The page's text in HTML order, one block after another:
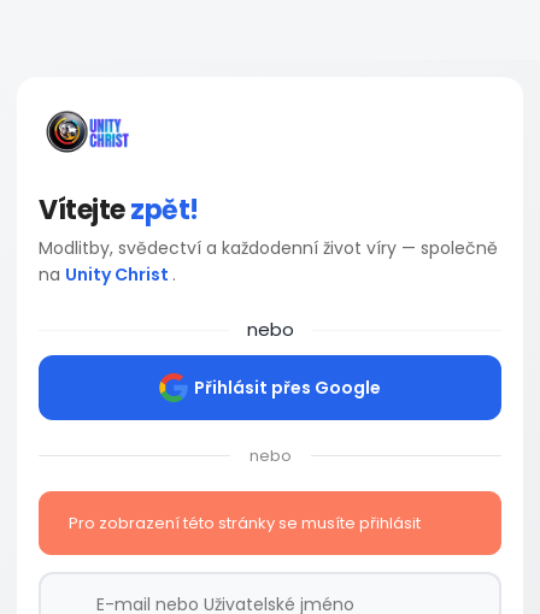
Vítejtezpět!
Modlitby, svědectví a každodenní život víry — společně
na Unity Christ .
nebo
Přihlásit přes Google
nebo
Pro zobrazení této stránky se musíte přihlásit